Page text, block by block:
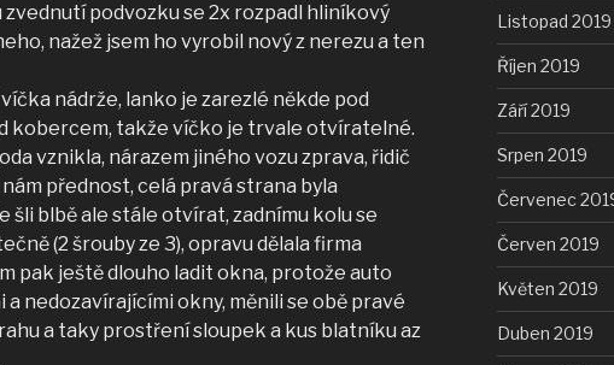
podvozku se 2x rozpadl hliníkový
nažež jsem ho vyrobil nový z nerezu a ten
nádrže, lanko je zarezlé někde pod
kobercem, takže víčko je trvale otvíratelné.
vznikla, nárazem jiného vozu zprava, řidič
přednost, celá pravá strana byla
šli blbě ale stále otvírat, zadnímu kolu se
(2 šrouby ze 3), opravu dělala firma
pak ještě dlouho ladit okna, protože auto
a nedozavírajícími okny, měnili se obě pravé
a taky prostření sloupek a kus blatníku az
Listopad 2019
Říjen 2019
Září 2019
Srpen 2019
Červenec
Červen 2019
Květen 2019
Duben 2019